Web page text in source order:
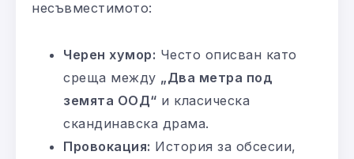
несъвместимото:
Черен хумор: Често описван като
среща между „Два метра под
земята ООД“ и класическа
скандинавска драма.
Провокация: История за обсесии,